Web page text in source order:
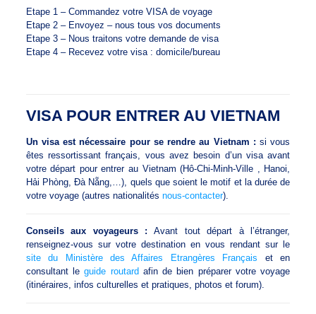
Etape 1 – Commandez votre VISA de voyage
Etape 2 – Envoyez – nous tous vos documents
Etape 3 – Nous traitons votre demande de visa
Etape 4 – Recevez votre visa : domicile/bureau
VISA POUR ENTRER AU VIETNAM
Un visa est nécessaire pour se rendre au Vietnam : si vous
êtes ressortissant français, vous avez besoin d’un visa avant
votre départ pour entrer au Vietnam (Hô-Chi-Minh-Ville , Hanoi,
Hải Phòng, Đà Nẵng,…), quels que soient le motif et la durée de
votre voyage (autres nationalités nous-contacter).
Conseils aux voyageurs : Avant tout départ à l’étranger,
renseignez-vous sur votre destination en vous rendant sur le
site du Ministère des Affaires Etrangères Français et en
consultant leguide routard afin de bien préparer votre voyage
(itinéraires, infos culturelles et pratiques, photos et forum).